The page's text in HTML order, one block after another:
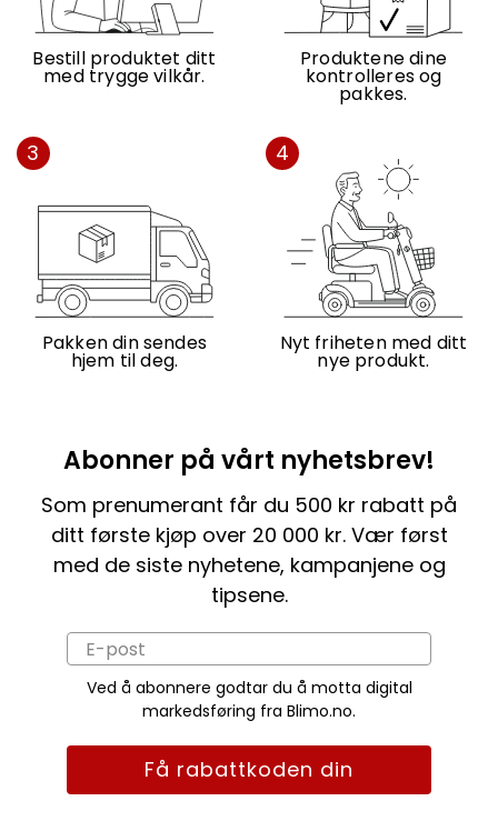
Bestill produktet ditt
med trygge vilkår.
Produktene dine
kontrolleres og
pakkes.
3
Pakken din sendes
hjem til deg.
4
Nyt friheten med ditt
nye produkt.
Abonner på vårt nyhetsbrev!
Som prenumerant får du 500 kr rabatt på
ditt første kjøp over 20 000 kr. Vær først
med de siste nyhetene, kampanjene og
tipsene.
Ved å abonnere godtar du å motta digital
markedsføring fra Blimo.no.
Få rabattkoden din